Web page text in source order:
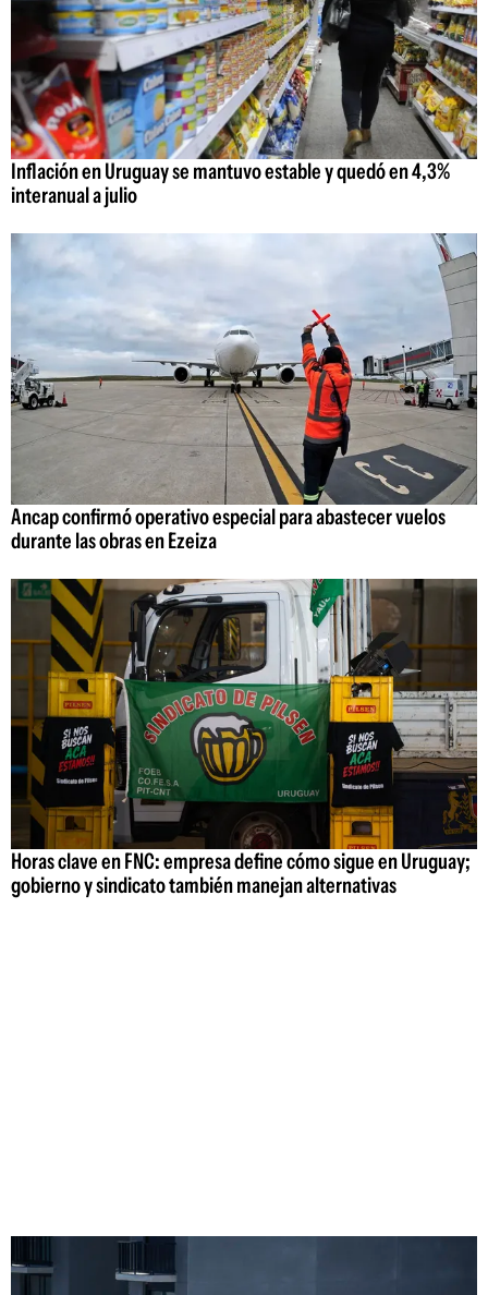
Inflación en Uruguay se mantuvo estable y quedó en 4,3%
interanual a julio
Ancap confirmó operativo especial para abastecer vuelos
durante las obras en Ezeiza
Horas clave en FNC: empresa define cómo sigue en Uruguay;
gobierno y sindicato también manejan alternativas